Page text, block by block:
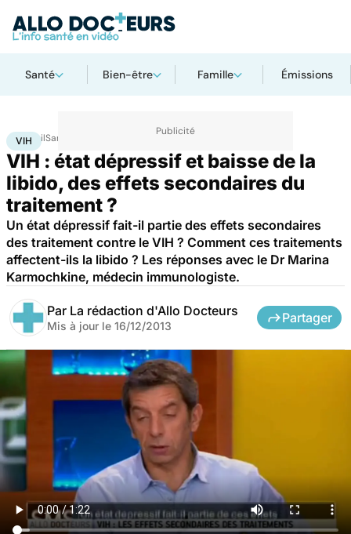
Santé Bien-être Famille Émissions
AccueilSanté
VIH
VIH : état dépressif et baisse de la
libido, des effets secondaires du
traitement ?
Un état dépressif fait-il partie des effets secondaires
des traitement contre le VIH ? Comment ces traitements
affectent-ils la libido ? Les réponses avec le Dr Marina
Karmochkine, médecin immunologiste.
Par La rédaction d'Allo Docteurs
Mis à jour le 16/12/2013
Partager